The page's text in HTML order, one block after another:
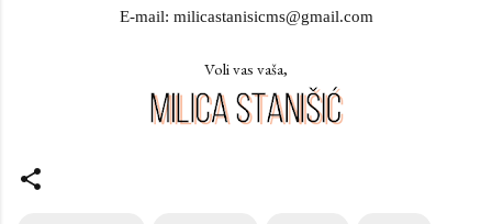
E-mail: milicastanisicms@gmail.com
Voli vas vaša,